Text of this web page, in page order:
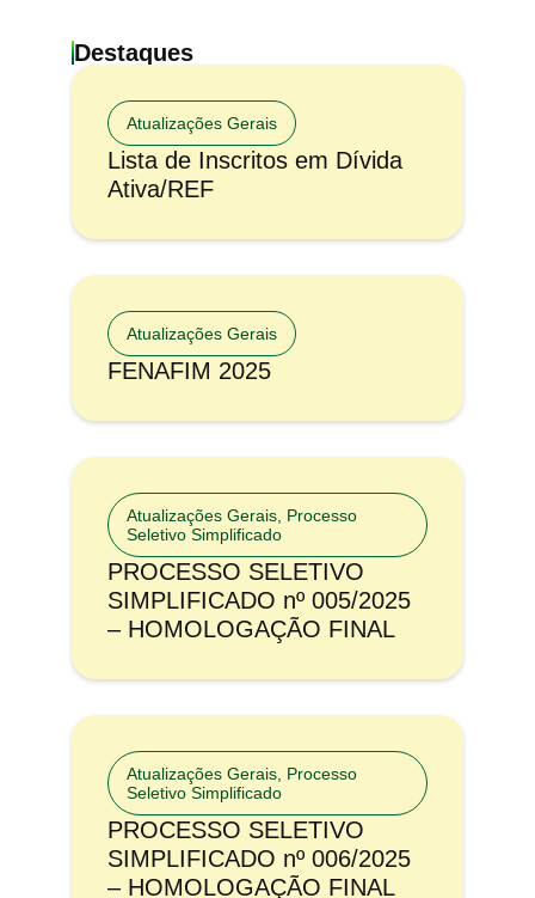
Destaques
Atualizações Gerais
Lista de Inscritos em Dívida
Ativa/REF
Atualizações Gerais
FENAFIM 2025
Atualizações Gerais Processo
Seletivo Simplificado
PROCESSO SELETIVO
SIMPLIFICADO nº 005/2025
– HOMOLOGAÇÃO FINAL
Atualizações Gerais Processo
Seletivo Simplificado
PROCESSO SELETIVO
SIMPLIFICADO nº 006/2025
– HOMOLOGAÇÃO FINAL